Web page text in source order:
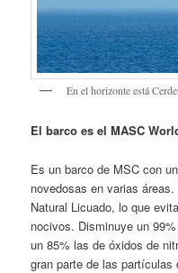
En el horizonte está
El barco es el MASC
Es un barco de MSC con
novedosas en varias
Natural Licuado, lo que
nocivos. Disminuye un
un 85% las de óxidos de
gran parte de las